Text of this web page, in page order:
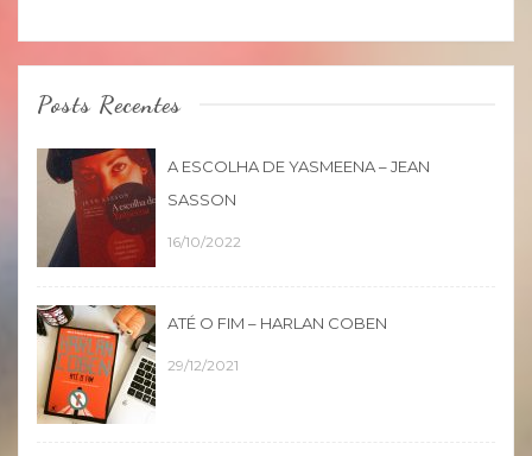
Posts Recentes
A ESCOLHA DE YASMEENA – JEAN
SASSON
16/10/2022
ATÉ O FIM – HARLAN COBEN
29/12/2021